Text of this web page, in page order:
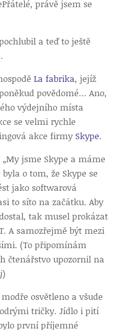
Přátelé, právě jsem se
a teď to ještě
La fabrika, jejíž
povědomé… Ano,
výdejního místa
se velmi rychle
akce firmy Skype.
jsme Skype a máme
o tom, že Skype se
jako softwarová
to síto na začátku. Aby
tak musel prokázat
A samozřejmě být mezi
(To připomínám
čtenářstvo upozornil na
)
osvětleno a všude
tričky. Jídlo i pití
první příjemné